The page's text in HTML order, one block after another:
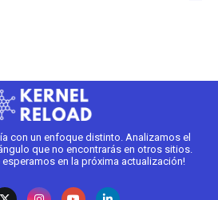
con un enfoque distinto. Analizamos el
que no encontrarás en otros sitios.
esperamos en la próxima actualización!